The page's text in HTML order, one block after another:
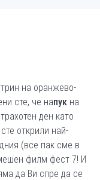
на оранжево-
сте, че напук на
ден като
открили най-
(все пак сме в
филм фест 7! И
да Ви спре да се